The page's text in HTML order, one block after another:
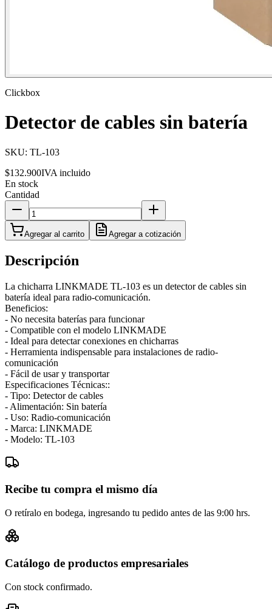
Clickbox
Detector de cables sin batería
SKU: TL-103
$132.900IVA incluido
En stock
Cantidad
Agregar al carrito Agregar a cotización
Descripción
La chicharra LINKMADE TL-103 es un detector de cables sin
batería ideal para radio-comunicación.
Beneficios:
- No necesita baterías para funcionar
- Compatible con el modelo LINKMADE
- Ideal para detectar conexiones en chicharras
- Herramienta indispensable para instalaciones de radio-
comunicación
- Fácil de usar y transportar
Especificaciones Técnicas::
- Tipo: Detector de cables
- Alimentación: Sin batería
- Uso: Radio-comunicación
- Marca: LINKMADE
- Modelo: TL-103
Recibe tu compra el mismo día
O retíralo en bodega, ingresando tu pedido antes de las 9:00 hrs.
Catálogo de productos empresariales
Con stock confirmado.